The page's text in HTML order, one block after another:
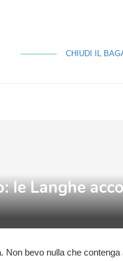
CHIUDI IL
le Langhe
bevo nulla che